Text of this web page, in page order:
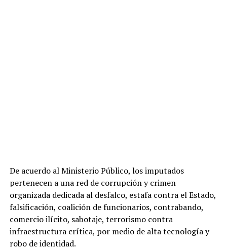
De acuerdo al Ministerio Público, los imputados
pertenecen a una red de corrupción y crimen
organizada dedicada al desfalco, estafa contra el Estado,
falsificación, coalición de funcionarios, contrabando,
comercio ilícito, sabotaje, terrorismo contra
infraestructura crítica, por medio de alta tecnología y
robo de identidad.